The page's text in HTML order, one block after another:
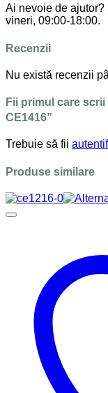
Ai nevoie de
vineri, 09:00-18:00.
Recenzii
Nu există recenzii
Fii primul care
CE1416”
Trebuie să fii
Produse similare